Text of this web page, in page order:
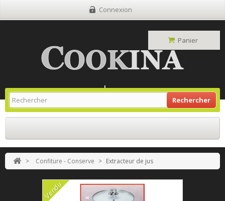
Connexion
Rechercher
Panier
Site Grill Gaz Retour À L'accueil
> Confiture - Conserve > Extracteur de jus
Vendu